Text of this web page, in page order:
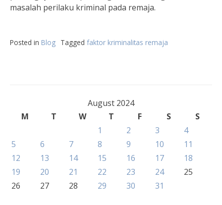
masalah perilaku kriminal pada remaja.
Posted in Blog Tagged faktor kriminalitas remaja
August 2024
M
T W T F S
S
1
2 3
4
5
6 7 8 9 10
11
12
13 14 15 16 17
18
19
20 21 22 23 24
25
26
27 28 29 30 31